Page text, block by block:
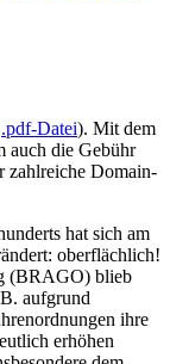
.pdf-Datei). Mit dem
auch die Gebühr
zahlreiche Domain-
hat sich am
oberflächlich!
(BRAGO) blieb
aufgrund
ihre
erhöhen